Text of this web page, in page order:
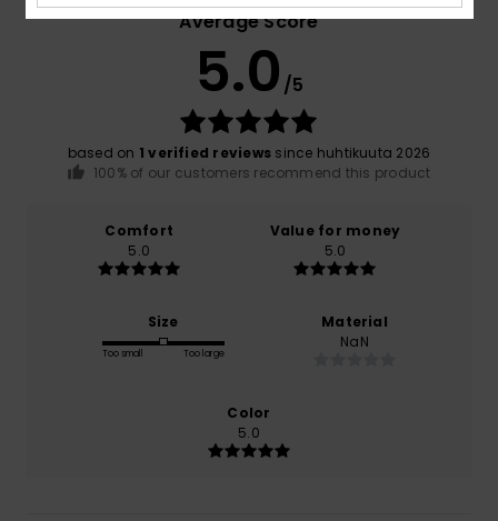
Average Score
5.0 /5
based on 1 verified reviews since huhtikuuta 2026
100% of our customers recommend this product
Comfort
5.0
Value for money
5.0
Size
Too small Too large
Material
NaN
Color
5.0